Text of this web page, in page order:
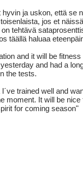
hyvin ja uskon, että se
jos et
tehtävä
täällä haluaa
and it will be
and had a
the tests.
trained well and
moment. It will be nice
for coming season"